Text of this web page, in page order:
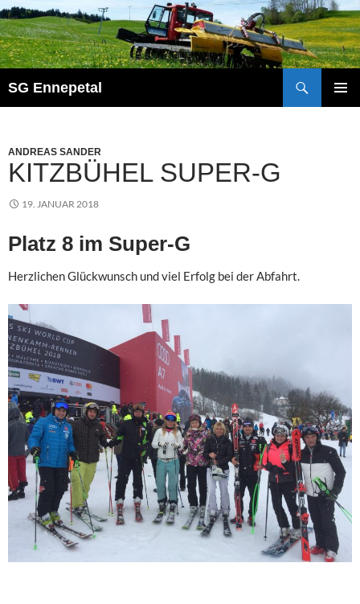
Zum
Inhalt
springen
SG Ennepetal
ANDREAS SANDER
KITZBÜHEL SUPER-G
19. JANUAR 2018
Platz 8 im Super-G
Herzlichen Glückwunsch und viel Erfolg bei der Abfahrt.